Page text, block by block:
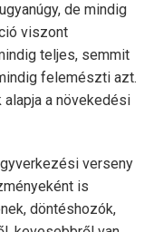
de mindig
viszont
teljes, semmit
felemészti azt.
a növekedési
verseny
is
döntéshozók,